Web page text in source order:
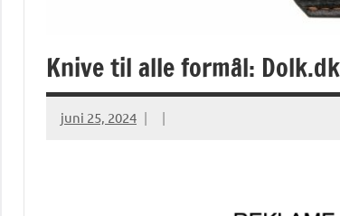
Knive til alle formål:
juni 25, 2024